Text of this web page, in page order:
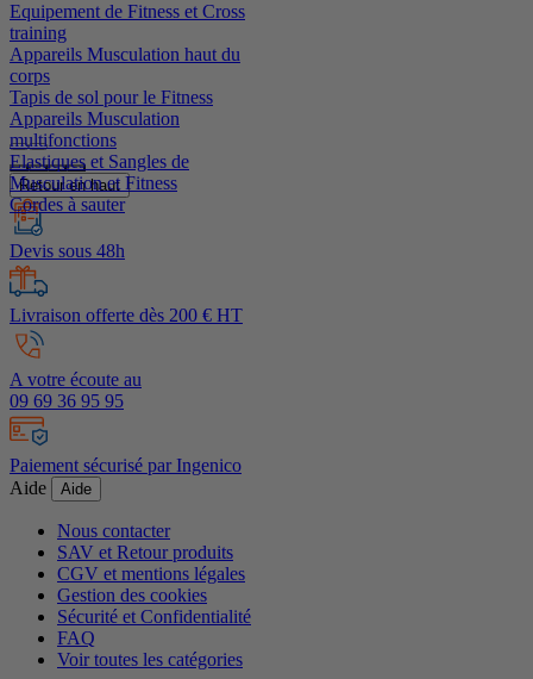
Equipement de Fitness et Cross
training
Appareils Musculation haut du
corps
Tapis de sol pour le Fitness
Appareils Musculation
multifonctions
Elastiques et Sangles de
Musculation et Fitness
Cordes à sauter
Retour en haut
Devis sous 48h
Livraison offerte dès 200 € HT
A votre écoute au
09 69 36 95 95
Paiement sécurisé par Ingenico
Aide
Aide
Nous contacter
SAV et Retour produits
CGV et mentions légales
Gestion des cookies
Sécurité et Confidentialité
FAQ
Voir toutes les catégories